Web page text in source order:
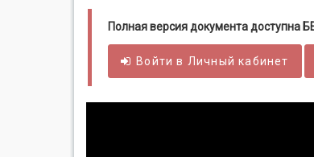
Полная версия документа доступна
Войти в Личный кабинет